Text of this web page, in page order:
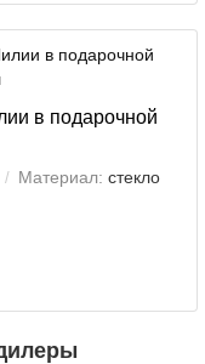
в подарочной
Материал: стекло